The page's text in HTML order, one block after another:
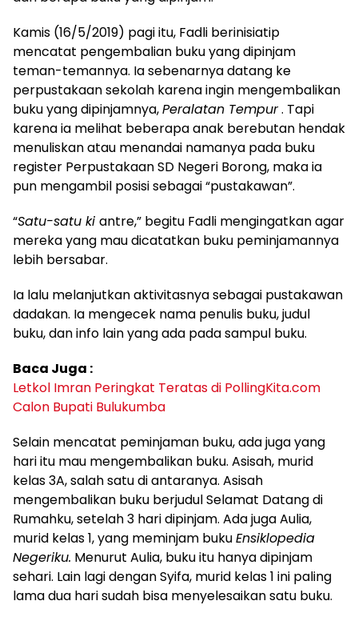
Kamis (16/5/2019) pagi itu, Fadli berinisiatip
mencatat pengembalian buku yang dipinjam
teman-temannya. Ia sebenarnya datang ke
perpustakaan sekolah karena ingin mengembalikan
buku yang dipinjamnya,Peralatan Tempur. Tapi
karena ia melihat beberapa anak berebutan hendak
menuliskan atau menandai namanya pada buku
register Perpustakaan SD Negeri Borong, maka ia
pun mengambil posisi sebagai “pustakawan”.
“Satu-satu ki antre,” begitu Fadli mengingatkan agar
mereka yang mau dicatatkan buku peminjamannya
lebih bersabar.
Ia lalu melanjutkan aktivitasnya sebagai pustakawan
dadakan. Ia mengecek nama penulis buku, judul
buku, dan info lain yang ada pada sampul buku.
Baca Juga :
Letkol Imran Peringkat Teratas di PollingKita.com
Calon Bupati Bulukumba
Selain mencatat peminjaman buku, ada juga yang
hari itu mau mengembalikan buku. Asisah, murid
kelas 3A, salah satu di antaranya. Asisah
mengembalikan buku berjudul Selamat Datang di
Rumahku, setelah 3 hari dipinjam. Ada juga Aulia,
murid kelas 1, yang meminjam bukuEnsiklopedia
Negeriku. Menurut Aulia, buku itu hanya dipinjam
sehari. Lain lagi dengan Syifa, murid kelas 1 ini paling
lama dua hari sudah bisa menyelesaikan satu buku.